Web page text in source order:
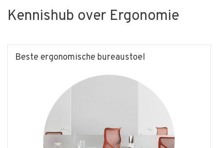
Kennishub over Ergonomie
Beste ergonomische bureaustoel